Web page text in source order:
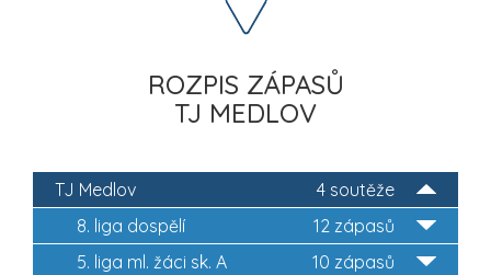
ROZPIS ZÁPASŮ
TJ MEDLOV
4 soutěže
TJ Medlov
12 zápasů
8. liga dospělí
10 zápasů
5. liga ml. žáci sk. A